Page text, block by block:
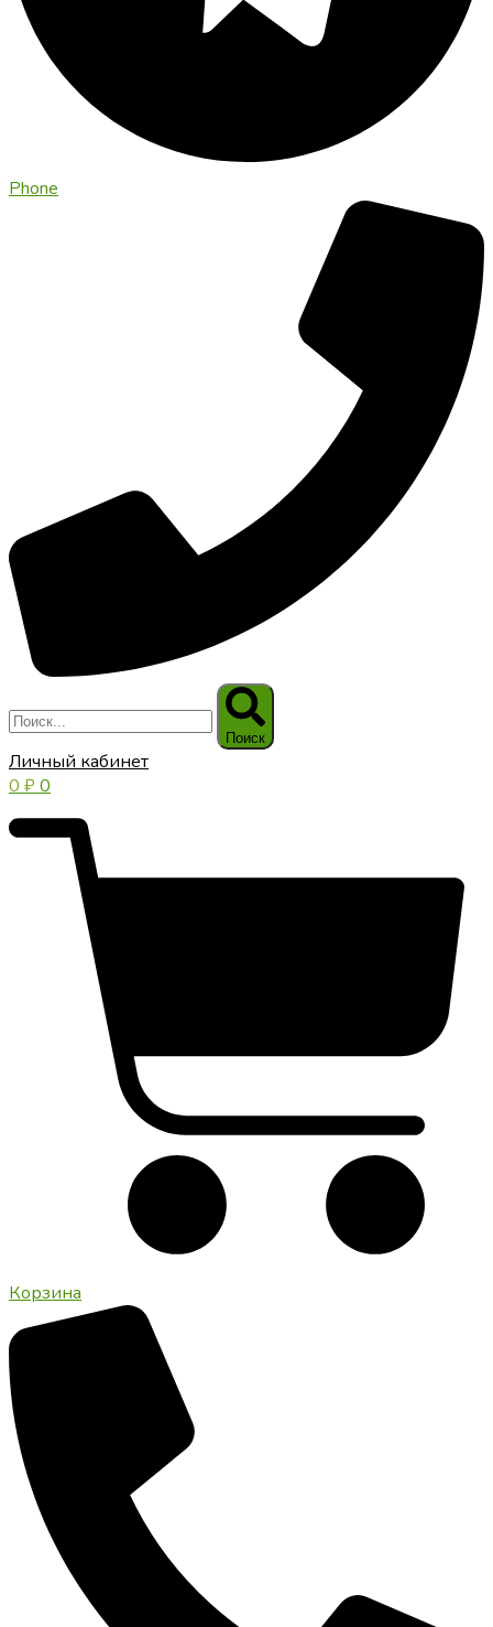
Phone
Поиск
Личный кабинет
0 ₽0
Корзина